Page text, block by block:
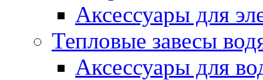
Аксессуары для
Тепловые завесы
Аксессуары для